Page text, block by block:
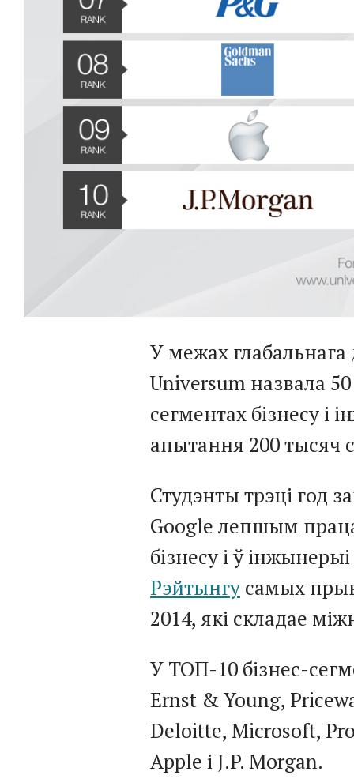
У межах
Universum назвала
сегментах бізнесу і
апытання 200 тысяч
Студэнты трэці год
Google лепшым
бізнесу і ў
Рэйтынгу самых
2014, які складае
У ТОП-10 бізнес-
Ernst & Young,
Deloitte, Microsoft,
Apple і J.P. Morgan.